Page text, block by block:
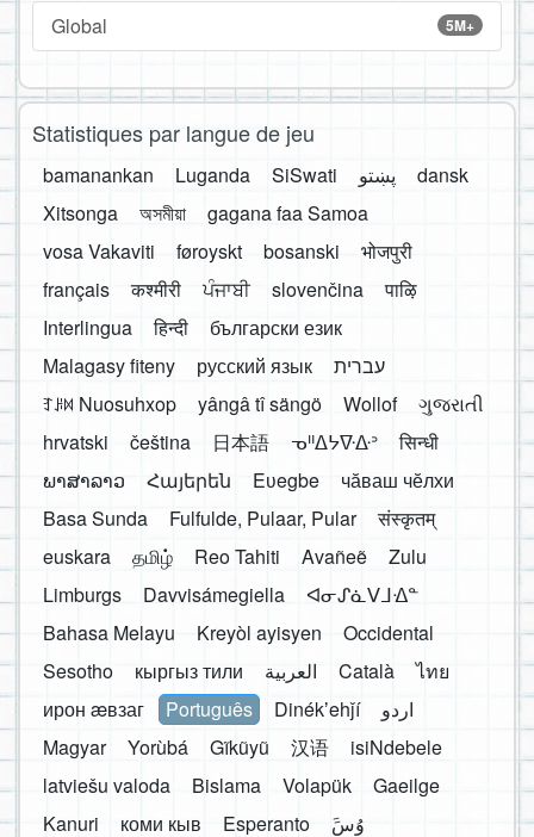
5M+
Global
Statistiques par langue de jeu
bamanankan Luganda SiSwati پښتو
dansk
Xitsonga
অসমীয়া
gagana faa Samoa
vosa Vakaviti
føroyskt bosanski
भोजपुरी
français
कश्मीरी ਪੰਜਾਬੀ slovenčina
पाऴि
Interlingua
हिन्दी
български език
Malagasy fiteny
русский язык
עברית
ꆈꌠ꒿ Nuosuhxop
yângâ tî sängö Wollof
ગુજરાતી
hrvatski
čeština 日本語 ᓀᐦᐃᔭᐍᐏᐣ
सिन्धी
ພາສາລາວ
Հայերեն Eʋegbe
чӑваш чӗлхи
Basa Sunda
Fulfulde, Pulaar, Pular
संस्कृतम्
euskara
தமிழ் Reo Tahiti Avañeẽ
Zulu
Limburgs
Davvisámegiella
ᐊᓂᔑᓈᐯᒧᐎᓐ
Bahasa Melayu
Kreyòl ayisyen
Occidental
Sesotho
кыргыз тили العربية Català
ไทย
ирон æвзаг
Português Dinékʼehǰí
اردو
Magyar
Yorùbá Gĩkũyũ 汉语
isiNdebele
latviešu valoda
Bislama Volapük
Gaeilge
Kanuri
коми кыв Esperanto
َوُسَ